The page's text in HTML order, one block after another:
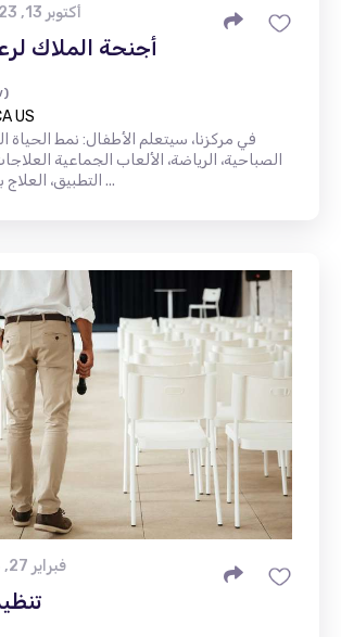
أكتوبر 13, 2023, 10:12 ص
أجنحة الملاك
US
في مركزنا، سيتعلم الأطفال: نمط الحياة
الصباحية، الرياضة، الألعاب الجماعية
التطبيق، العلاج بالرمل، الخميرة ...
فبراير 27, 2024, 1:02 م